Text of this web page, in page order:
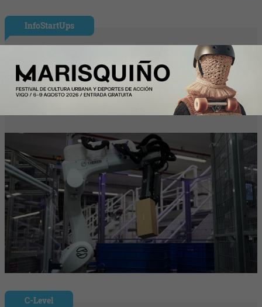
InfoStartUps
Mango colabora con Theker para
desarrollar proyectos de robotización en
su centro logístico
C-Level